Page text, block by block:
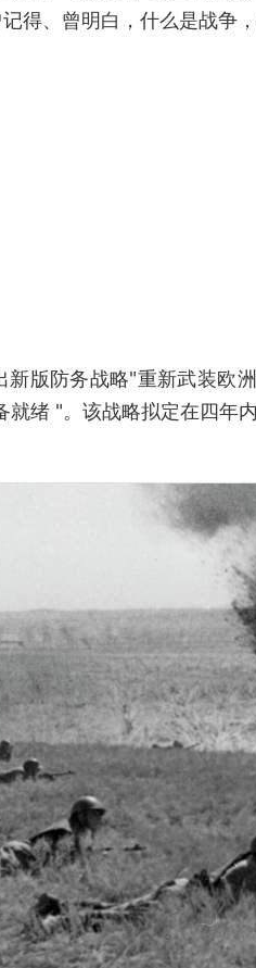
得、曾明白，什么是战争
新版防务战略"重新武装欧
绪 "。该战略拟定在四年